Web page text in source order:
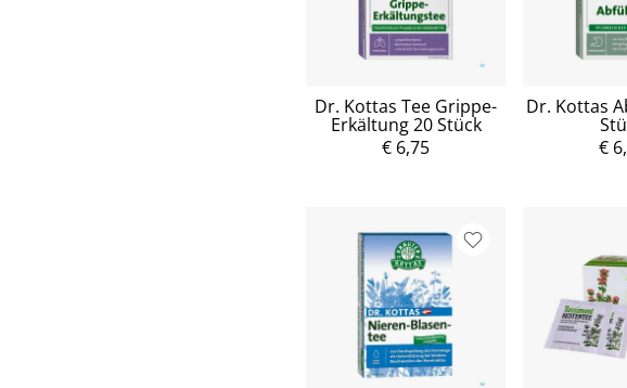
Dr. Kottas Tee Grippe-
Erkältung 20 Stück
€ 6,75
Dr. Kottas
€